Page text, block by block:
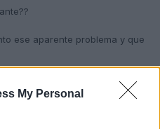
My Personal
ese aparente problema y que
aquí tienen cabida
aprender y compartir
sí, con respeto y de muy